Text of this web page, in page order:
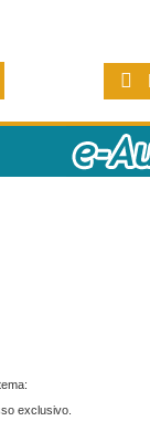
exclusivo.